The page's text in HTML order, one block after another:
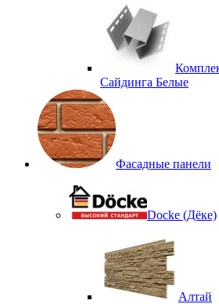
Сайдинга Белые
Фасадные панели
Docke (Дёке)
Алтай